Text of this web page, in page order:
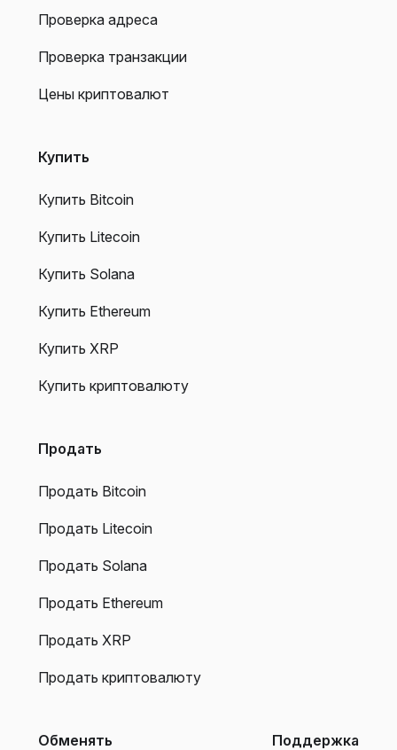
Проверка адреса
Проверка транзакции
Цены криптовалют
Купить
Купить Bitcoin
Купить Litecoin
Купить Solana
Купить Ethereum
Купить XRP
Купить криптовалюту
Продать
Продать Bitcoin
Продать Litecoin
Продать Solana
Продать Ethereum
Продать XRP
Продать криптовалюту
Обменять Поддержка